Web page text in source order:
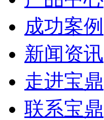
成功案例
新闻资讯
走进宝鼎
联系宝鼎